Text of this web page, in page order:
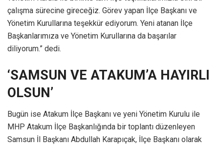
çalışma sürecine gireceğiz. Görev yapan İlçe Başkanı ve
Yönetim Kurullarına teşekkür ediyorum. Yeni atanan İlçe
Başkanlarımıza ve Yönetim Kurullarına da başarılar
diliyorum.” dedi.
‘SAMSUN VE ATAKUM’A HAYIRLI
OLSUN’
Bugün ise Atakum İlçe Başkanı ve yeni Yönetim Kurulu ile
MHP Atakum İlçe Başkanlığında bir toplantı düzenleyen
Samsun İl Başkanı Abdullah Karapıçak, İlçe Başkanı olarak